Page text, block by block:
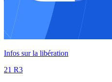
Infos sur la libération
21 R3